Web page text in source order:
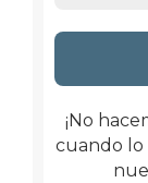
¡No
cuando lo